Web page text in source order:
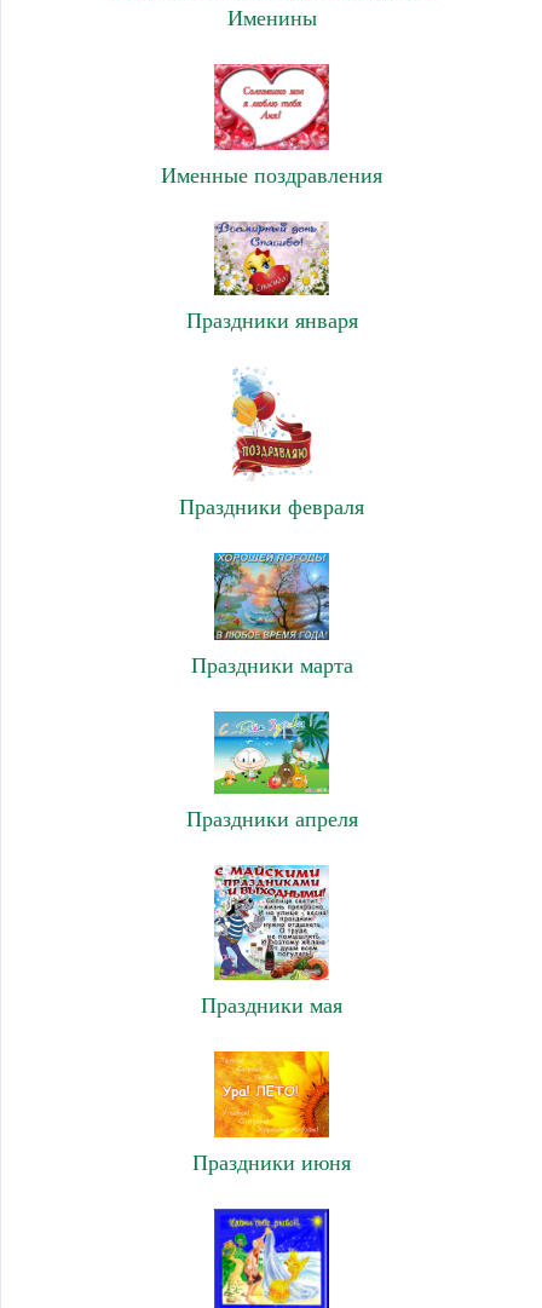
Именины
Именные поздравления
Праздники января
Праздники февраля
Праздники марта
Праздники апреля
Праздники мая
Праздники июня